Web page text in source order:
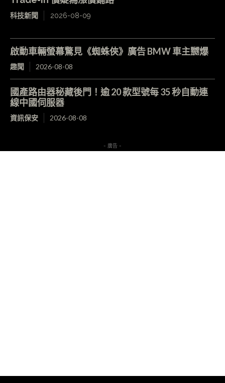
科技新聞 2026-08-09
啟動車輛螢幕驚見《蜘蛛俠》廣告 BMW 車主嬲爆
趣聞 2026-08-08
國產路由器秘藏後門！逾 20 款型號每 35 秒自動連
線中國伺服器
資訊保安 2026-08-08
- 廣告 -